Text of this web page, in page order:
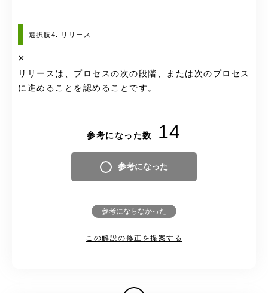
選択肢4. リリース
×
リリースは、プロセスの次の段階、または次のプロセス
に進めることを認めることです。
参考になった数 14
参考になった
参考にならなかった
この解説の修正を提案する